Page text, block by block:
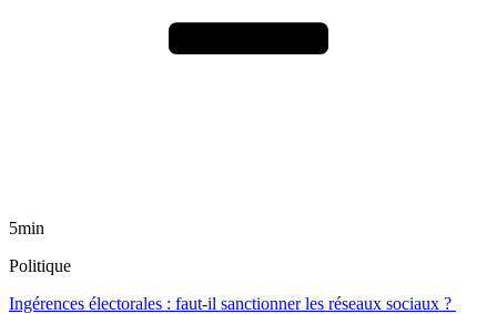
5min
Politique
Ingérences électorales : faut-il sanctionner les réseaux sociaux ?